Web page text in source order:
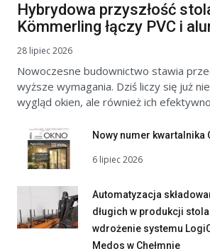
Hybrydowa przyszłość
Kömmerling łączy PVC i
28 lipiec 2026
Nowoczesne budownictwo stawia
wyższe wymagania. Dziś liczy się już
wygląd okien, ale również ich
Nowy numer kwartalnika
6 lipiec 2026
Automatyzacja
długich w produkcji
wdrożenie systemu
Medos w Chełmnie